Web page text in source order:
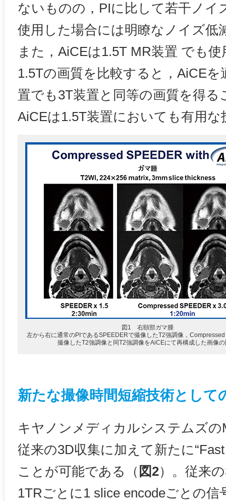
ないものの，PIに比して若干ノイ
使用した場合には明瞭なノイズ低
また，AiCEは1.5T MR装置 でも
1.5Tの画質を比較すると，AiCE
置でも3T装置と同等の画質を得る
AiCEは1.5T装置においても有用
図1 右頤部ガマ腫
左から右に通常のPIであるSPEEDERで撮像したT2強調像，
撮像したT2強調像と同T2強調像をAiCEにて再構成した画像
新たな撮像時間短縮技術とし
キヤノンメディカルシステムズ
従来の3D収集に加えて新たに
ことが可能である（ 図2）。従来
1TRごとに1 slice encodeごとの